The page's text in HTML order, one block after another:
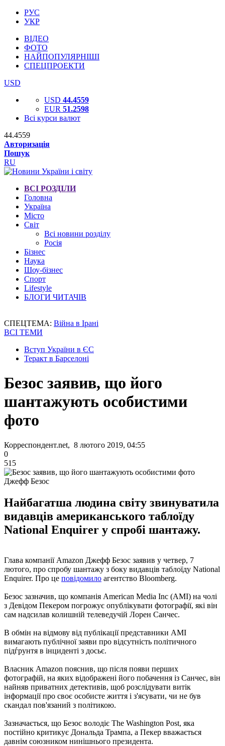
РУС
УКР
ВІДЕО
ФОТО
НАЙПОПУЛЯРНІШІ
СПЕЦПРОЕКТИ
USD
USD 44.4559
EUR 51.2598
Всі курси валют
44.4559
Авторизація
Пошук
RU
ВСІ РОЗДІЛИ
Головна
Україна
Місто
Світ
Всі новини розділу
Росія
Бізнес
Наука
Шоу-бізнес
Спорт
Lifestyle
БЛОГИ ЧИТАЧІВ
СПЕЦТЕМА: Війна в Ірані
ВСІ ТЕМИ
Вступ України в ЄС
Теракт в Барселоні
Безос заявив, що його
шантажують особистими
фото
Корреспондент.net, 8 лютого 2019, 04:55
0
515
Джефф Безос
Найбагатша людина світу звинуватила
видавців американського таблоїду
National Enquirer у спробі шантажу.
Глава компанії Amazon Джефф Безос заявив у четвер, 7
лютого, про спробу шантажу з боку видавців таблоїду National
Enquirer. Про це повідомило агентство Bloomberg.
Безос зазначив, що компанія American Media Inc (AMI) на чолі
з Девідом Пекером погрожує опублікувати фотографії, які він
сам надсилав колишній телеведучій Лорен Санчес.
В обмін на відмову від публікації представники AMI
вимагають публічної заяви про відсутність політичного
підѓрунтя в інциденті з досьє.
Власник Amazon пояснив, що після появи перших
фотографій, на яких відображені його побачення із Санчес, він
найняв приватних детективів, щоб розслідувати витік
інформації про своє особисте життя і з'ясувати, чи не був
скандал пов'язаний з політикою.
Зазначається, що Безос володіє The Washington Post, яка
постійно критикує Дональда Трампа, а Пекер вважається
давнім союзником нинішнього президента.